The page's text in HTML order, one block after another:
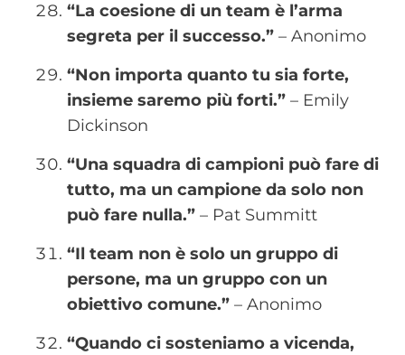
“La coesione di un team è l’arma
segreta per il successo.” – Anonimo
“Non importa quanto tu sia forte,
insieme saremo più forti.” – Emily
Dickinson
“Una squadra di campioni può fare di
tutto, ma un campione da solo non
può fare nulla.” – Pat Summitt
“Il team non è solo un gruppo di
persone, ma un gruppo con un
obiettivo comune.” – Anonimo
“Quando ci sosteniamo a vicenda,